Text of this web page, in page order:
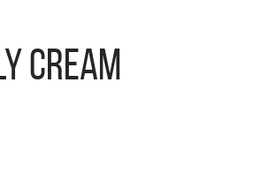
Cream